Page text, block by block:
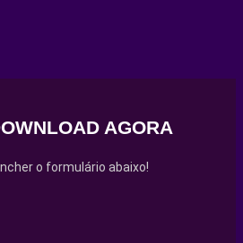
AGORA
o formulário abaixo!